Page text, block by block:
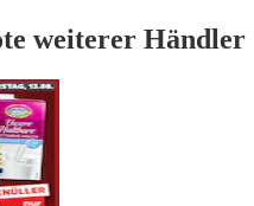
weiterer Händler